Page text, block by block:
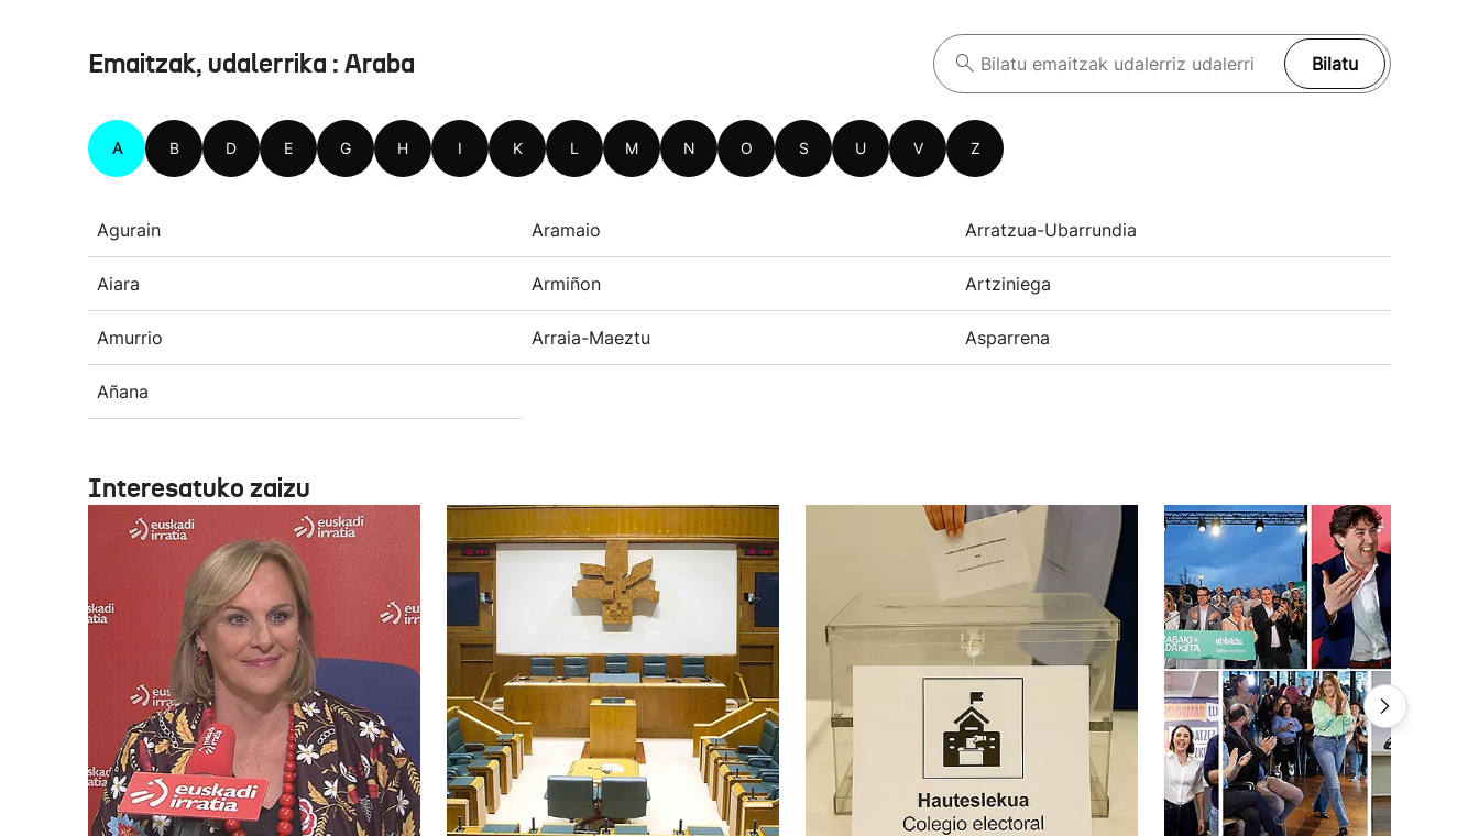
Emaitzak, udalerrika : Araba Bilatu
A B D E G H I K L M N O S U V Z
Agurain Aramaio Arratzua-Ubarrundia
Aiara Armiñon Artziniega
Amurrio Arraia-Maeztu Asparrena
Añana
Interesatuko zaizu